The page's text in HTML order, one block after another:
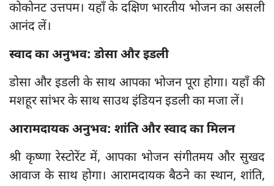
कोकोनट उत्तपम। यहाँ के दक्षिण भारतीय भोजन का असली
आनंद लें।
स्वाद का अनुभव: डोसा और इडली
डोसा और इडली के साथ आपका भोजन पूरा होगा। यहाँ की
मशहूर सांभर के साथ साउथ इंडियन इडली का मजा लें।
आरामदायक अनुभव: शांति और स्वाद का मिलन
श्री कृष्णा रेस्टोरेंट में, आपका भोजन संगीतमय और सुखद
आवाज के साथ होगा। आरामदायक बैठने का स्थान, शांति,